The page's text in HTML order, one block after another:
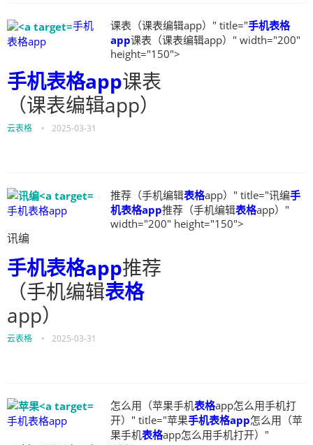
手机
表格app
课表（课表编辑app）" title="手机表格
app课表（课表编辑app）" width="200"
height="150">
手机表格app课表
（课表编辑app）
云表格 • 2025-03-31
手机表格app
推荐（手机编辑表格app）" title="讯编手
机表格app推荐（手机编辑表格app）"
width="200" height="150">
讯编
手机表格app推荐
（手机编辑表格
app）
云表格 • 2025-03-31
手机表格app
怎么用（苹果手机表格app怎么用手机打
开）" title="苹果手机表格app怎么用（苹
果手机表格app怎么用手机打开）"